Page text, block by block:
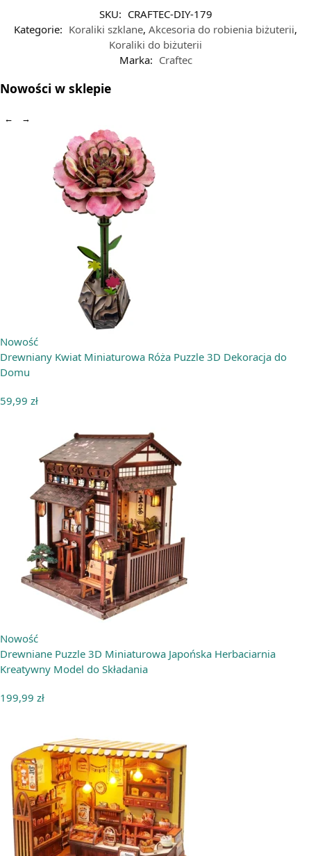
SKU: CRAFTEC-DIY-179
Kategorie: Koraliki szklane, Akcesoria do robienia biżuterii,
Koraliki do biżuterii
Marka: Craftec
Nowości w sklepie
← →
Nowość
Drewniany Kwiat Miniaturowa Róża Puzzle 3D Dekoracja do
Domu
59,99 zł
Nowość
Drewniane Puzzle 3D Miniaturowa Japońska Herbaciarnia
Kreatywny Model do Składania
199,99 zł